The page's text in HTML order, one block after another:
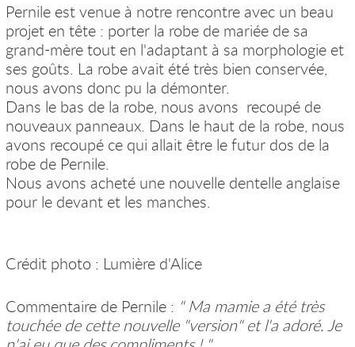
Pernile est venue à notre rencontre avec un beau
projet en tête : porter la robe de mariée de sa
grand-mère tout en l'adaptant à sa morphologie et
ses goûts. La robe avait été très bien conservée,
nous avons donc pu la démonter.
Dans le bas de la robe, nous avons recoupé de
nouveaux panneaux. Dans le haut de la robe, nous
avons recoupé ce qui allait être le futur dos de la
robe de Pernile.
Nous avons acheté une nouvelle dentelle anglaise
pour le devant et les manches.
Crédit photo : Lumière d'Alice
Commentaire de Pernile : " Ma mamie a été très
touchée de cette nouvelle "version" et l'a adoré. Je